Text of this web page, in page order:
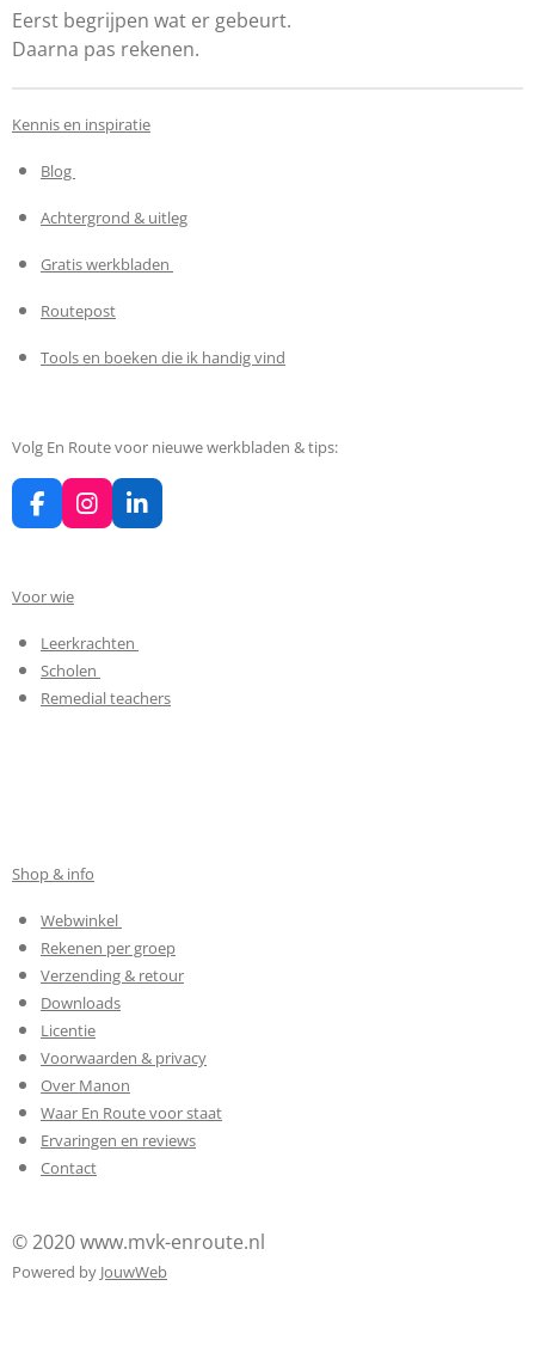
Eerst begrijpen wat er gebeurt.
Daarna pas rekenen.
Kennis en inspiratie
Blog
Achtergrond & uitleg
Gratis werkbladen
Routepost
Tools en boeken die ik handig vind
Volg En Route voor nieuwe werkbladen & tips:
F
a
b
o
k
I
n
r
a
m
L
i
I
Voor wie
Leerkrachten
Scholen
Remedial teachers
Shop & info
Webwinkel
Rekenen per groep
Verzending & retour
Downloads
Licentie
Voorwaarden & privacy
Over Manon
Waar En Route voor staat
Ervaringen en reviews
Contact
© 2020 www.mvk-enroute.nl
Powered by JouwWeb